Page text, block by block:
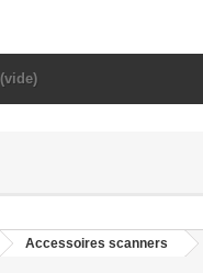
(vide)
Accessoires scanners